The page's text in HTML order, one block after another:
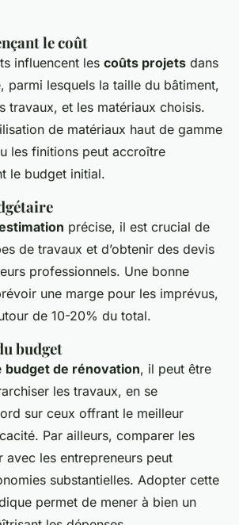
le coût
influencent les coûts projets dans
parmi lesquels la taille du bâtiment,
travaux, et les matériaux choisis.
de matériaux haut de gamme
les finitions peut accroître
le budget initial.
précise, il est crucial de
de travaux et d’obtenir des devis
professionnels. Une bonne
une marge pour les imprévus,
de 10-20% du total.
budget
budget de rénovation, il peut être
les travaux, en se
sur ceux offrant le meilleur
Par ailleurs, comparer les
avec les entrepreneurs peut
substantielles. Adopter cette
permet de mener à bien un